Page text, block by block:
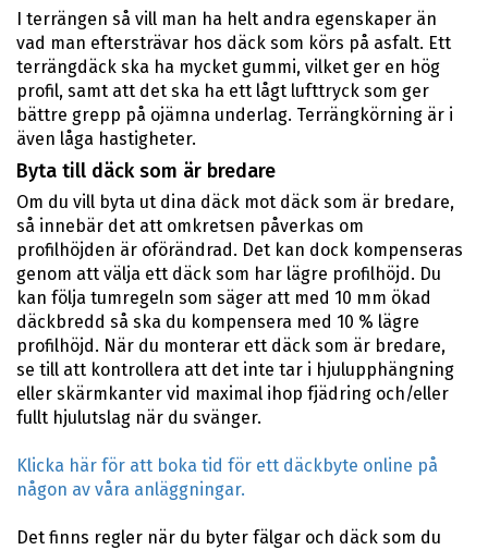
I terrängen så vill man ha helt andra egenskaper än
vad man eftersträvar hos däck som körs på asfalt. Ett
terrängdäck ska ha mycket gummi, vilket ger en hög
profil, samt att det ska ha ett lågt lufttryck som ger
bättre grepp på ojämna underlag. Terrängkörning är i
även låga hastigheter.
Byta till däck som är bredare
Om du vill byta ut dina däck mot däck som är bredare,
så innebär det att omkretsen påverkas om
profilhöjden är oförändrad. Det kan dock kompenseras
genom att välja ett däck som har lägre profilhöjd. Du
kan följa tumregeln som säger att med 10 mm ökad
däckbredd så ska du kompensera med 10 % lägre
profilhöjd. När du monterar ett däck som är bredare,
se till att kontrollera att det inte tar i hjulupphängning
eller skärmkanter vid maximal ihop fjädring och/eller
fullt hjulutslag när du svänger.
Klicka här för att boka tid för ett däckbyte online på
någon av våra anläggningar.
Det finns regler när du byter fälgar och däck som du